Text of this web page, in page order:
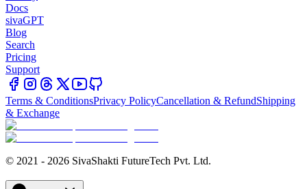
Docs
sivaGPT
Blog
Search
Pricing
Support
Terms & ConditionsPrivacy PolicyCancellation & RefundShipping
& Exchange
© 2021 - 2026 SivaShakti FutureTech Pvt. Ltd.